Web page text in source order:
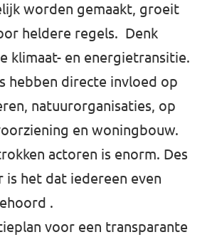
worden gemaakt, groeit
heldere regels. Denk
klimaat- en energietransitie.
hebben directe invloed op
natuurorganisaties, op
en woningbouw.
actoren is enorm. Des
is het dat iedereen even
.
voor een transparante